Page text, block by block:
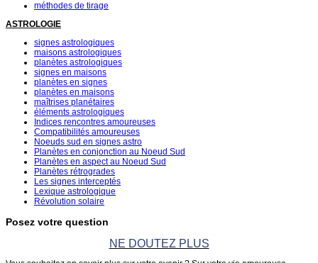
méthodes de tirage
ASTROLOGIE
signes astrologiques
maisons astrologiques
planètes astrologiques
signes en maisons
planètes en signes
planètes en maisons
maîtrises planétaires
éléments astrologiques
Indices rencontres amoureuses
Compatibilités amoureuses
Noeuds sud en signes astro
Planètes en conjonction au Noeud Sud
Planètes en aspect au Noeud Sud
Planètes rétrogrades
Les signes interceptés
Lexique astrologique
Révolution solaire
Posez votre question
NE DOUTEZ PLUS